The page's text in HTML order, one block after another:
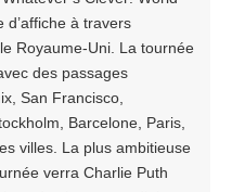
d’affiche à travers
Royaume-Uni. La tournée
des passages
San Francisco,
Barcelone, Paris,
villes. La plus ambitieuse
verra Charlie Puth